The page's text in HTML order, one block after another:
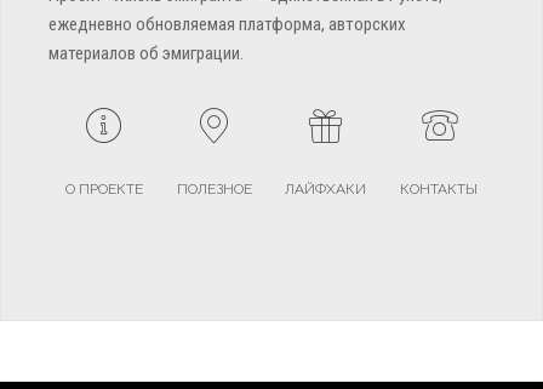
ежедневно обновляемая платформа, авторских
материалов об эмиграции.
О ПРОЕКТЕ ПОЛЕЗНОЕ ЛАЙФХАКИ КОНТАКТЫ